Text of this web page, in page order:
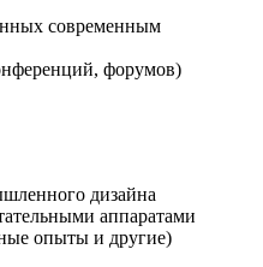
современным
форумов)
дизайна
аппаратами
опыты и другие)